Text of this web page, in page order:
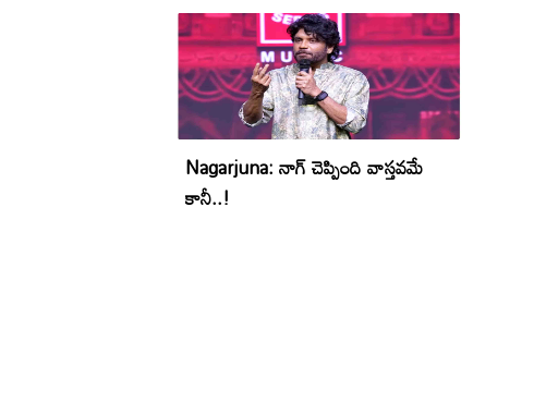
Nagarjuna: నాగ్ చెప్పింది వాస్తవమే
కానీ..!